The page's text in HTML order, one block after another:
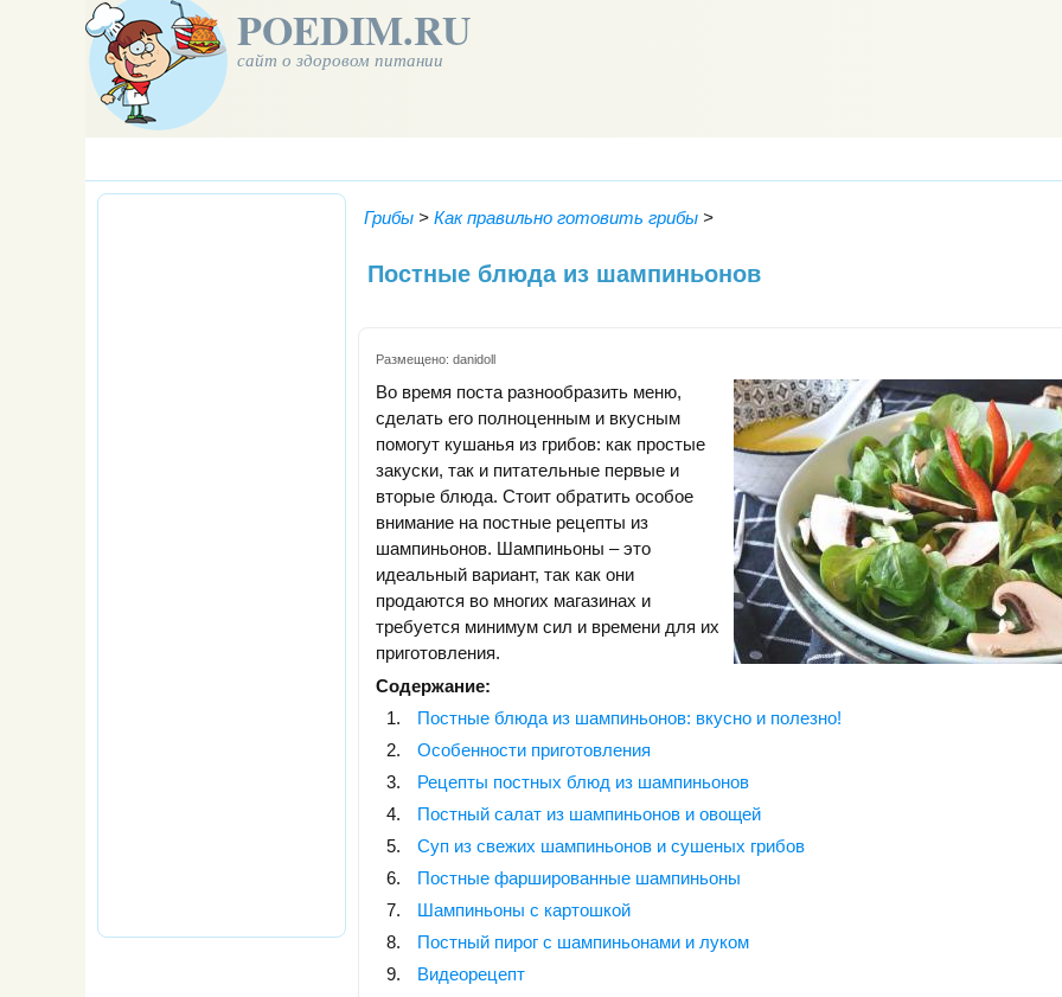
POEDIM.RU
сайт о здоровом питании
Грибы > Как правильно готовить грибы >
Постные блюда из шампиньонов
Размещено: danidoll
Во время поста разнообразить меню,
сделать его полноценным и вкусным
помогут кушанья из грибов: как простые
закуски, так и питательные первые и
вторые блюда. Стоит обратить особое
внимание на постные рецепты из
шампиньонов. Шампиньоны – это
идеальный вариант, так как они
продаются во многих магазинах и
требуется минимум сил и времени для их
приготовления.
Содержание:
Постные блюда из шампиньонов: вкусно и полезно!
Особенности приготовления
Рецепты постных блюд из шампиньонов
Постный салат из шампиньонов и овощей
Суп из свежих шампиньонов и сушеных грибов
Постные фаршированные шампиньоны
Шампиньоны с картошкой
Постный пирог с шампиньонами и луком
Видеорецепт